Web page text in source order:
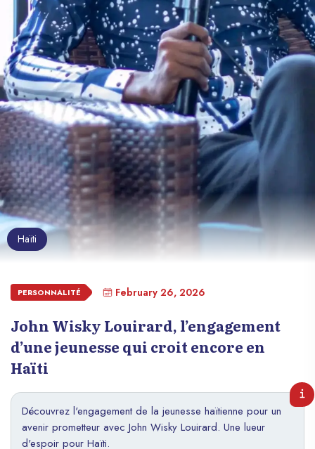
Haïti
PERSONNALITÉ February 26, 2026
John Wisky Louirard, l’engagement
d’une jeunesse qui croit encore en
Haïti
Découvrez l'engagement de la jeunesse haïtienne pour un
avenir prometteur avec John Wisky Louirard. Une lueur
d'espoir pour Haïti.